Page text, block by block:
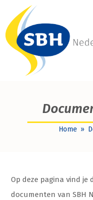
Home »
Op deze pagina vind je
documenten van SBH